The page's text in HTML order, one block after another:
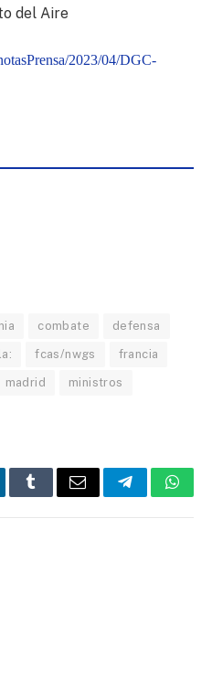
del Aire
2023/04/DGC-
combate defensa
fcas/nwgs francia
madrid ministros
TumblrEmail Telegram